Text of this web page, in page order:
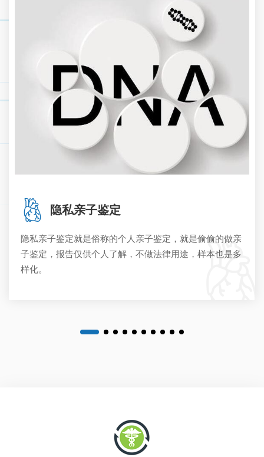
隐私亲子鉴定
隐私亲子鉴定就是俗称的个人亲子鉴定，就是偷偷的做亲
子鉴定，报告仅供个人了解，不做法律用途，样本也是多
样化。